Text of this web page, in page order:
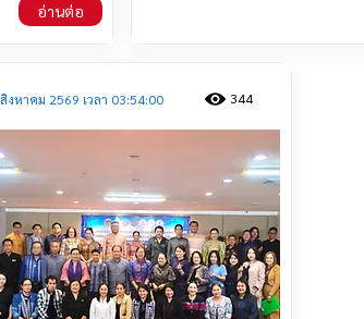
อ่านต่อ
งหาคม 2569 เวลา 03:54:00 344